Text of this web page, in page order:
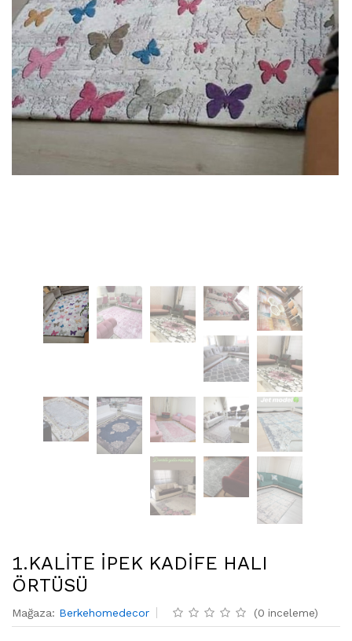
1.KALİTE İPEK KADİFE HALI
ÖRTÜSÜ
Mağaza: Berkehomedecor (0 inceleme)